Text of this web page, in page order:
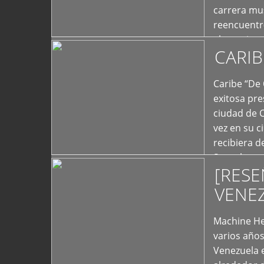
carrera
el exterior
Caribe
exitosa
ciudad de
vez en su
recibiera
Store los
Machine
varios
Venezuela